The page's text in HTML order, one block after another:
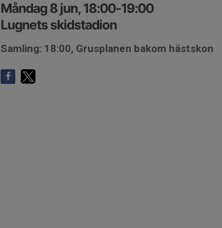
Måndag 8 jun, 18:00-19:00
Lugnets skidstadion
Samling: 18:00, Grusplanen bakom hästskon